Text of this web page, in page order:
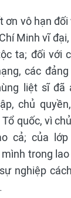
ơn vô hạn
Minh vĩ
ta; đối với
các
liệt sĩ đã
chủ
quốc, vì
cả; của
trong
nghiệp